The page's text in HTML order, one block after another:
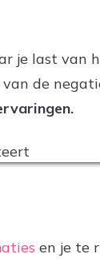
je last van
de
en je te